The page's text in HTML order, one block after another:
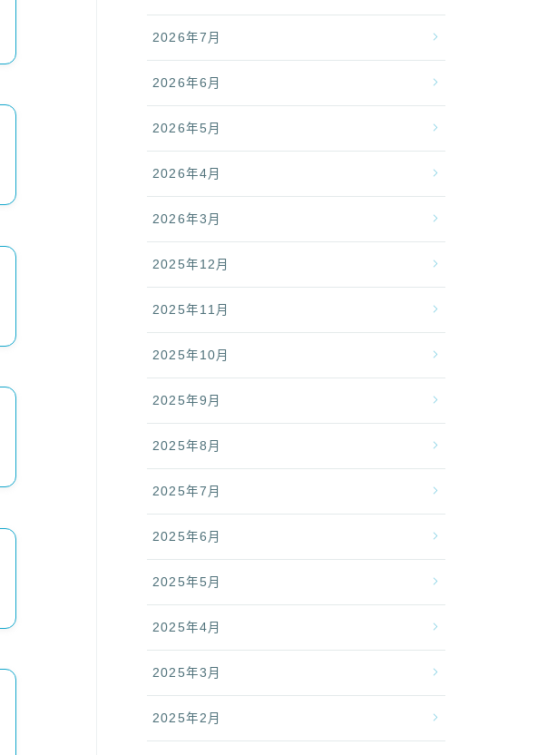
2026年7月
2026年6月
2026年5月
2026年4月
2026年3月
2025年12月
2025年11月
2025年10月
2025年9月
2025年8月
2025年7月
2025年6月
2025年5月
2025年4月
2025年3月
2025年2月